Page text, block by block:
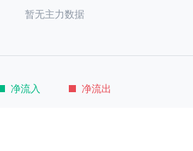
净流入 净流出
暂无主力数据